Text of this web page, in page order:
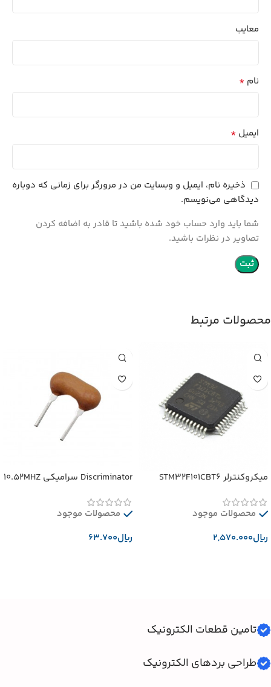
معایب
نام *
ایمیل *
ذخیره نام، ایمیل و وبسایت من در مرورگر برای زمانی که دوباره
دیدگاهی می‌نویسم.
شما باید وارد حساب خود شده باشید تا قادر به اضافه کردن
تصاویر در نظرات باشید.
محصولات مرتبط
میکروکنترلر STM32F101CBT6
محصولات موجود
﷼
Discriminator سرامیکی 10.52MHZ
محصولات موجود
﷼
تامین قطعات الکترونیک
طراحی بردهای الکترونیک